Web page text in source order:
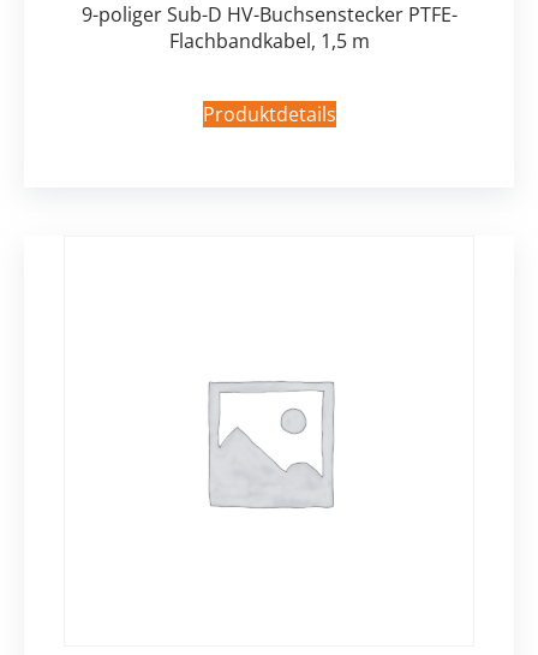
9-poliger Sub-D HV-Buchsenstecker PTFE-
Flachbandkabel, 1,5 m
Produktdetails